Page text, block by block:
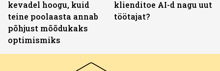
kevadel hoogu, kuid
teine poolaasta annab
põhjust mõõdukaks
optimismiks
klienditoe AI-d nagu uut
töötajat?